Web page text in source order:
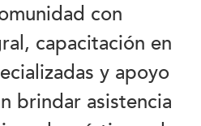
con
capacitación en
y apoyo
brindar asistencia